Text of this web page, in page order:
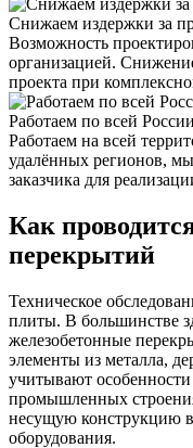
Снижаем издержки за
Возможность
организацией.
проекта при
Работаем по всей России
Работаем на всей
удалённых регионов,
заказчика для
Как
перекрытий
Техническое
плиты. В большинстве
железобетонные
элементы из металла,
учитывают
промышленных
несущую конструкцию
оборудования.